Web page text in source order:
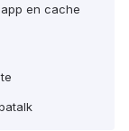
en cache